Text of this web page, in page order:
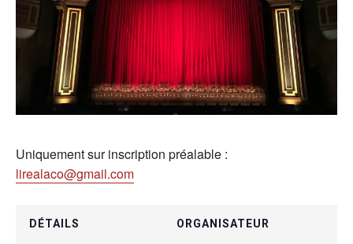
Uniquement sur inscription préalable :
lirealaco@gmail.com
DÉTAILS ORGANISATEUR